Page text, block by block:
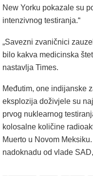
New Yorku pokazale su
intenzivnog testiranja.“
„Savezni zvaničnici
bilo kakva medicinska
nastavlja Times.
Međutim, one indijanske
eksplozija doživjele su
prvog nuklearnog
kolosalne količine
Muerto u Novom
nadoknadu od vlade